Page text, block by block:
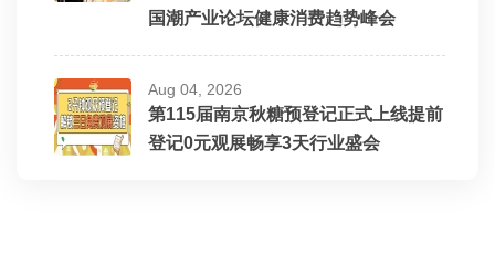
国潮产业论坛健康消费趋势峰会
Aug 04, 2026
第115届南京秋糖预登记正式上线提前
登记0元观展畅享3天行业盛会